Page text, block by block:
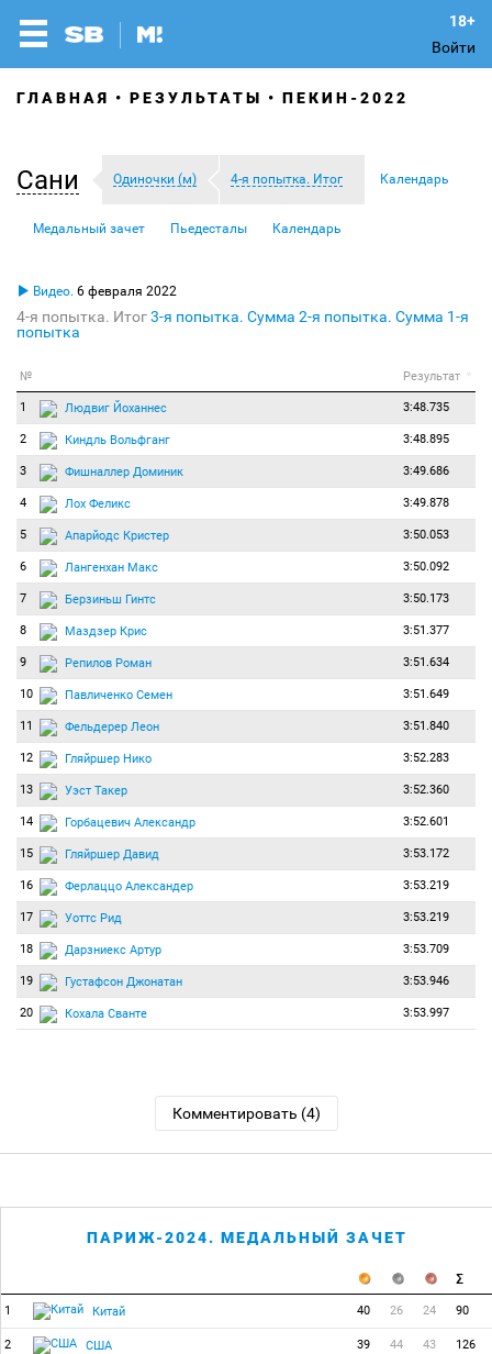
Войти
ГЛАВНАЯ РЕЗУЛЬТАТЫ ПЕКИН-2022
Сани Одиночки (м) 4-я попытка. Итог Календарь
Медальный зачет Пьедесталы Календарь
Видео. 6 февраля 2022
4-я попытка. Итог3-я попытка. Сумма 2-я попытка. Сумма 1-я
попытка
№ Результат
1 Людвиг Йоханнес 3:48.735
2 Киндль Вольфганг 3:48.895
3 Фишналлер Доминик 3:49.686
4 Лох Феликс 3:49.878
5 Апарйодс Кристер 3:50.053
6 Лангенхан Макс 3:50.092
7 Берзиньш Гинтс 3:50.173
8 Маздзер Крис 3:51.377
9 Репилов Роман 3:51.634
10 Павличенко Семен 3:51.649
11 Фельдерер Леон 3:51.840
12 Гляйршер Нико 3:52.283
13 Уэст Такер 3:52.360
14 Горбацевич Александр 3:52.601
15 Гляйршер Давид 3:53.172
16 Ферлаццо Александер 3:53.219
17 Уоттс Рид 3:53.219
18 Дарзниекс Артур 3:53.709
19 Густафсон Джонатан 3:53.946
20 Кохала Сванте 3:53.997
Комментировать (4)
ПАРИЖ-2024. МЕДАЛЬНЫЙ ЗАЧЕТ
1 Китай 40 26 24 90
2 США 39 44 43 126